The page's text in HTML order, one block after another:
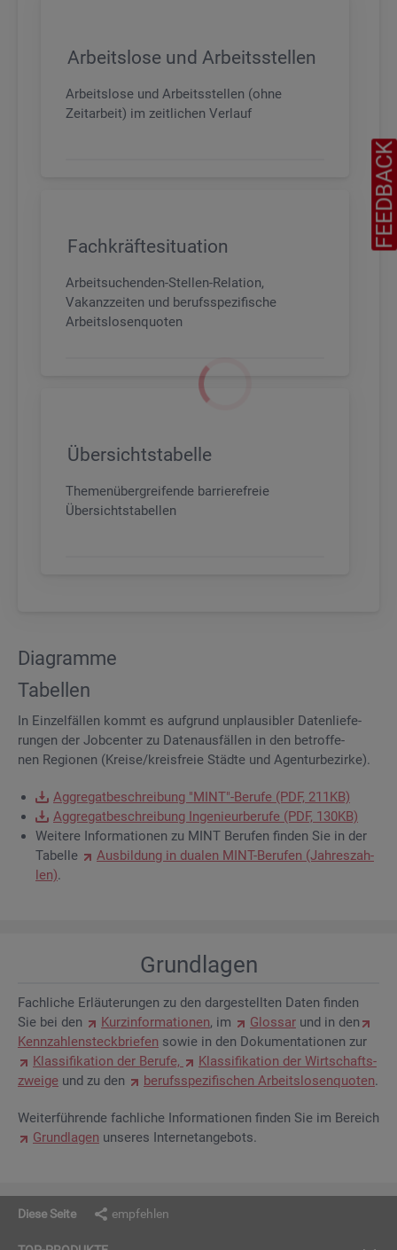
Arbeitslose und Arbeitsstellen
Arbeitslose und Arbeitsstellen (ohne
Zeitarbeit) im zeitlichen Verlauf
Fachkräftesituation
Arbeitsuchenden-Stellen-Relation,
Vakanzzeiten und berufsspezifische
Arbeitslosenquoten
Übersichtstabelle
Themenübergreifende barrierefreie
Übersichtstabellen
Dia­gram­me
Ta­bel­len
In Ein­zel­fäl­len kommt es auf­grund un­plau­si­bler Da­ten­lie­fe­
run­gen der Job­cen­ter zu Da­ten­aus­fäl­len in den be­trof­fe­
nen Re­gio­nen (Krei­se/kreis­freie Städ­te und Agen­tur­be­zir­ke).
Ag­gre­gat­be­schrei­bung "MINT"-Be­ru­fe (PDF, 211KB)
Ag­gre­gat­be­schrei­bung In­ge­nieur­be­ru­fe (PDF, 130KB)
Wei­te­re In­for­ma­tio­nen zu MINT Be­ru­fen fin­den Sie in der
Ta­bel­le
Aus­bil­dung in dua­len MINT-Be­ru­fen (Jah­res­zah­
len).
Grund­la­gen
Fach­li­che Er­läu­te­run­gen zu den dar­ge­stell­ten Daten fin­den
Sie bei den
Kurz­in­for­ma­tio­nen, im Glos­sar und in den
Kenn­zah­len­steck­brie­fen sowie in den Do­ku­men­ta­tio­nen zur
Klas­si­fi­ka­ti­on der Be­ru­fe,
Klas­si­fi­ka­ti­on der Wirt­schafts­
zwei­ge und zu den be­rufs­spe­zi­fi­schen Ar­beits­lo­sen­quo­ten.
Wei­ter­füh­ren­de fach­li­che In­for­ma­tio­nen fin­den Sie im Be­reich
Grund­la­gen un­se­res In­ter­net­an­ge­bots.
FEEDBACK
Diese Seite empfehlen